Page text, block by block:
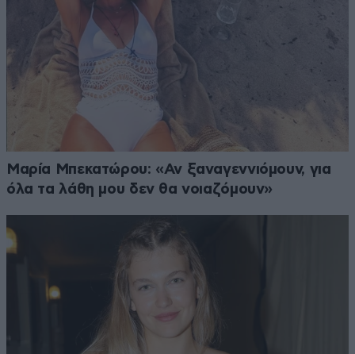
Μαρία Μπεκατώρου: «Αν ξαναγεννιόμουν, για
όλα τα λάθη μου δεν θα νοιαζόμουν»